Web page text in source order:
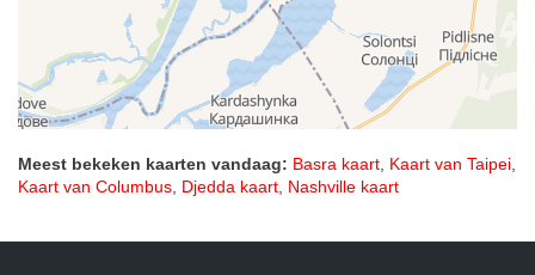
Meest bekeken kaarten vandaag: Basra kaart, Kaart van Taipei,
Kaart van Columbus, Djedda kaart, Nashville kaart